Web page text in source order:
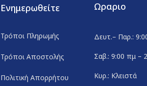
Ενημερωθείτε
Τρόποι Πληρωμής
Τρόποι Αποστολής
Πολιτική Απορρήτου
Ωραριο
Δευτ.– Παρ.:
Σαβ.: 9:00 πμ –
Κυρ.: Κλειστά